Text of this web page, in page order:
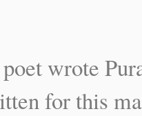
wrote
for this